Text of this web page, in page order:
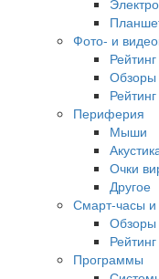
Фото- и
Обзоры
Периферия
Мыши
Очки
Другое
Смарт-часы и
Обзоры
Программы